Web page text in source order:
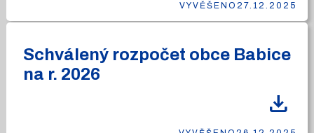
VYVĚŠENO 27.12.2025
Schválený rozpočet obce Babice
na r. 2026
download